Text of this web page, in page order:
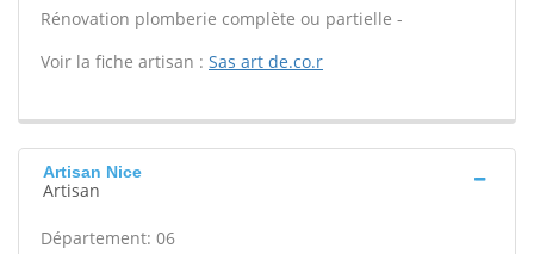
Rénovation plomberie complète ou partielle -
Voir la fiche artisan : Sas art de.co.r
Artisan Nice
Artisan
Département: 06